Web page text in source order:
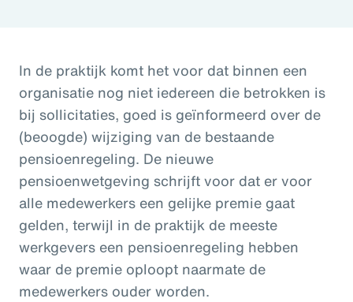
In de praktijk komt het voor dat binnen een
organisatie nog niet iedereen die betrokken is
bij sollicitaties, goed is geïnformeerd over de
(beoogde) wijziging van de bestaande
pensioenregeling. De nieuwe
pensioenwetgeving schrijft voor dat er voor
alle medewerkers een gelijke premie gaat
gelden, terwijl in de praktijk de meeste
werkgevers een pensioenregeling hebben
waar de premie oploopt naarmate de
medewerkers ouder worden.